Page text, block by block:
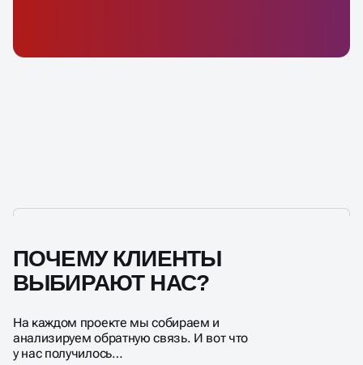
ПОЧЕМУ КЛИЕНТЫ
ВЫБИРАЮТ НАС?
На каждом проекте мы собираем и
анализируем обратную связь. И вот что
у нас получилось…